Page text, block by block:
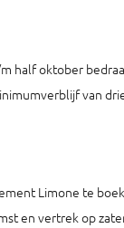
half oktober
van
Limone te
en vertrek op